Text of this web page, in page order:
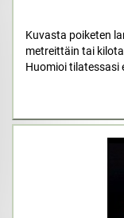
Kuvasta poiketen
metreittäin tai
Huomioi tilatessasi